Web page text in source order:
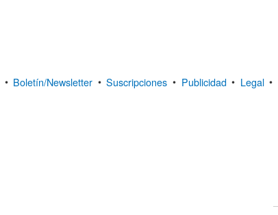
• Boletín/Newsletter • Suscripciones • Publicidad • Legal •